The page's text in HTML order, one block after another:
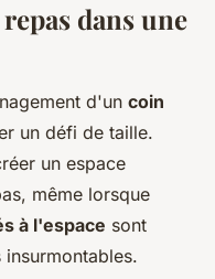
dans une
d'un coin
un défi de taille.
un espace
même lorsque
à l'espace sont